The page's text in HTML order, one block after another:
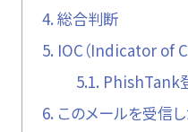
4. 総合判断
5. IOC（Indicator of
5.1. PhishTank
6. このメールを受信